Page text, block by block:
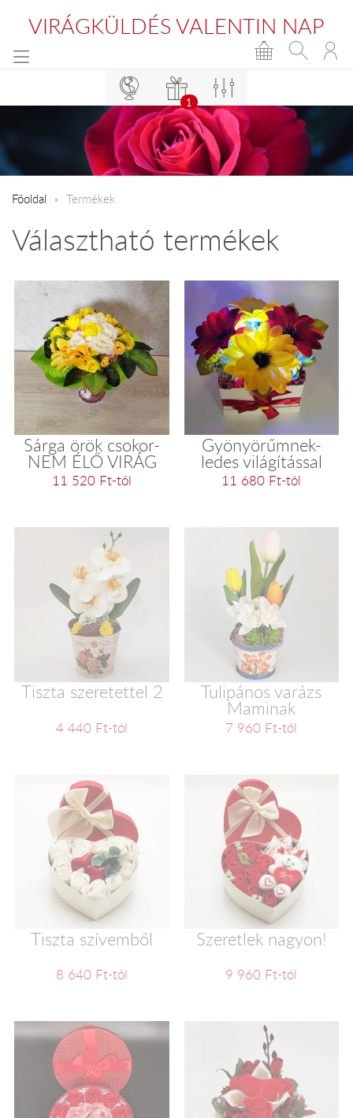
VIRÁGKÜLDÉS VALENTIN NAP
1
Főoldal Termékek
Választható termékek
Sárga örök csokor-
NEM ÉLŐ VIRÁG
11 520 Ft-tól
Gyönyörűmnek-
ledes világítással
11 680 Ft-tól
Tiszta szeretettel 2
4 440 Ft-tól
Tulipános varázs
Maminak
7 960 Ft-tól
Tiszta szívemből
8 640 Ft-tól
Szeretlek nagyon!
9 960 Ft-tól